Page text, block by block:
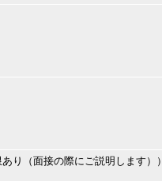
り（面接の際にご説明します））